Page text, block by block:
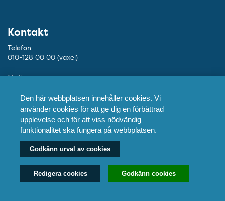
Den här webbplatsen innehåller cookies. Vi
använder cookies för att ge dig en förbättrad
upplevelse och för att viss nödvändig
funktionalitet ska fungera på webbplatsen.
Godkänn urval av cookies
Redigera cookies Godkänn cookies
Kontakt
Telefon
010-128 00 00 (växel)
Mejl
Besöksadress
Adolf Fredriks Kyrkogata 9, Stockholm
Postadress
Praktikertjänst AB, 103 55 Stockholm
Fler kontaktuppgifter